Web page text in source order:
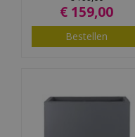
€ 159,00
Bestellen